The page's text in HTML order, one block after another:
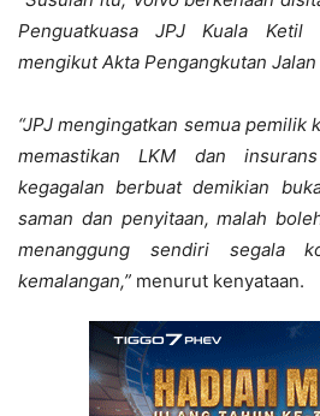
Penguatkuasa JPJ Kuala
mengikut Akta Pengangkutan Jalan
“JPJ mengingatkan semua pemilik
memastikan LKM dan
kegagalan berbuat demikian
saman dan penyitaan, malah
menanggung sendiri segala
kemalangan,” menurut kenyataan.